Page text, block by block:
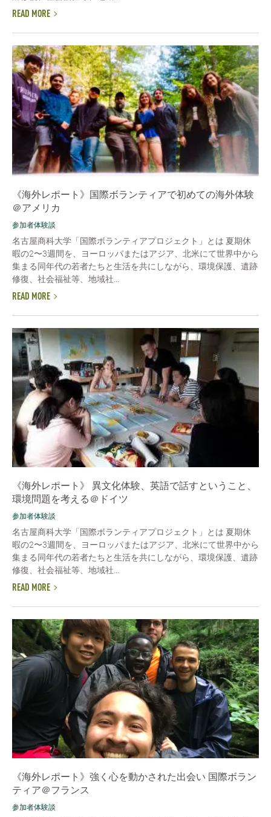
READ MORE
《海外レポート》国際ボランティアで初めての海外体験
＠アメリカ
参加者体験談
名古屋商科大学「国際ボランティアプロジェクト」とは 夏期休
暇の2〜3週間を、ヨーロッパまたはアジア、北米にて世界中から
集まる同年代の若者たちと生活を共にしながら、環境保護、遺跡
修復、社会福祉等、地域社...
READ MORE
《海外レポート》 異文化体験、英語で話すということ、
環境問題を考える＠ドイツ
参加者体験談
名古屋商科大学「国際ボランティアプロジェクト」とは 夏期休
暇の2〜3週間を、ヨーロッパまたはアジア、北米にて世界中から
集まる同年代の若者たちと生活を共にしながら、環境保護、遺跡
修復、社会福祉等、地域社...
READ MORE
《海外レポート》強く心を動かされた出会い 国際ボラン
ティア＠フランス
参加者体験談